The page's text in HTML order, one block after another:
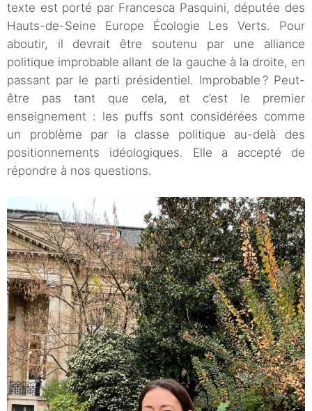
texte est porté par Francesca Pasquini, députée des
Hauts-de-Seine Europe Écologie Les Verts. Pour
aboutir, il devrait être soutenu par une alliance
politique improbable allant de la gauche à la droite, en
passant par le parti présidentiel. Improbable ? Peut-
être pas tant que cela, et c’est le premier
enseignement : les puffs sont considérées comme
un problème par la classe politique au-delà des
positionnements idéologiques. Elle a accepté de
répondre à nos questions.